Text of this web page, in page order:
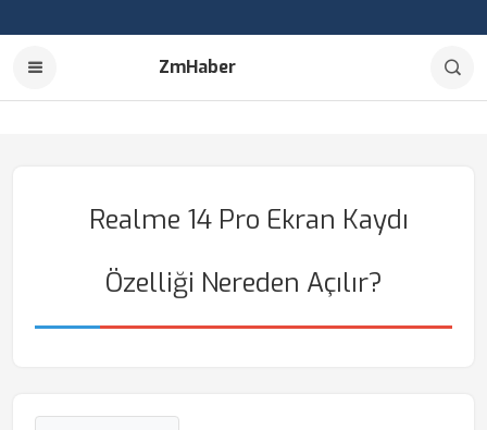
ZmHaber
Realme 14 Pro Ekran Kaydı
Özelliği Nereden Açılır?